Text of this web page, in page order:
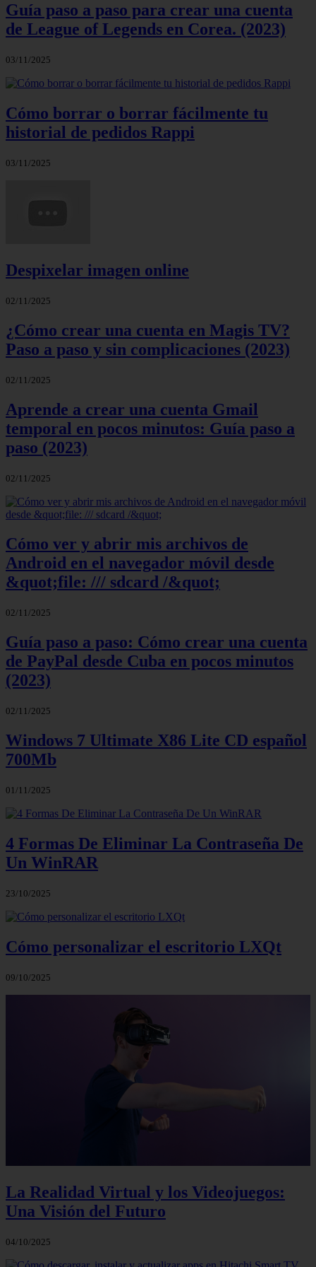
Guía paso a paso para crear una cuenta
de League of Legends en Corea. (2023)
03/11/2025
Cómo borrar o borrar fácilmente tu
historial de pedidos Rappi
03/11/2025
Despixelar imagen online
02/11/2025
¿Cómo crear una cuenta en Magis TV?
Paso a paso y sin complicaciones (2023)
02/11/2025
Aprende a crear una cuenta Gmail
temporal en pocos minutos: Guía paso a
paso (2023)
02/11/2025
Cómo ver y abrir mis archivos de
Android en el navegador móvil desde
&quot;file: /// sdcard /&quot;
02/11/2025
Guía paso a paso: Cómo crear una cuenta
de PayPal desde Cuba en pocos minutos
(2023)
02/11/2025
Windows 7 Ultimate X86 Lite CD español
700Mb
01/11/2025
4 Formas De Eliminar La Contraseña De
Un WinRAR
23/10/2025
Cómo personalizar el escritorio LXQt
09/10/2025
La Realidad Virtual y los Videojuegos:
Una Visión del Futuro
04/10/2025